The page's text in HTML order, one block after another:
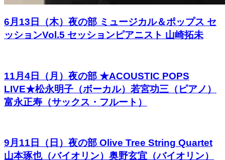
6月13日（木）夜の部 ミュージカル＆ポップス セ
ッションVol.5 セッションピアニスト 山崎拓未
11月4日（月）夜の部 ★ACOUSTIC POPS
LIVE★松永明子（ボーカル）若宮功三（ピアノ）
富永正寿（サックス・フルート）
9月11日（日）夜の部 Olive Tree String Quartet
山本琢也（バイオリン）奥野玄宜（バイオリン）